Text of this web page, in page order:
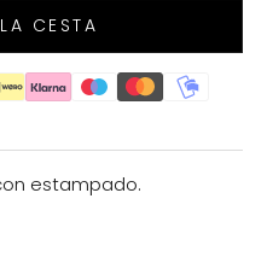
CESTA
estampado.